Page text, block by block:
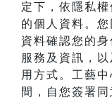
定下，依隱私
的個人資料。
資料確認您的
服務及資訊，
用方式。工藝
間，自您簽署